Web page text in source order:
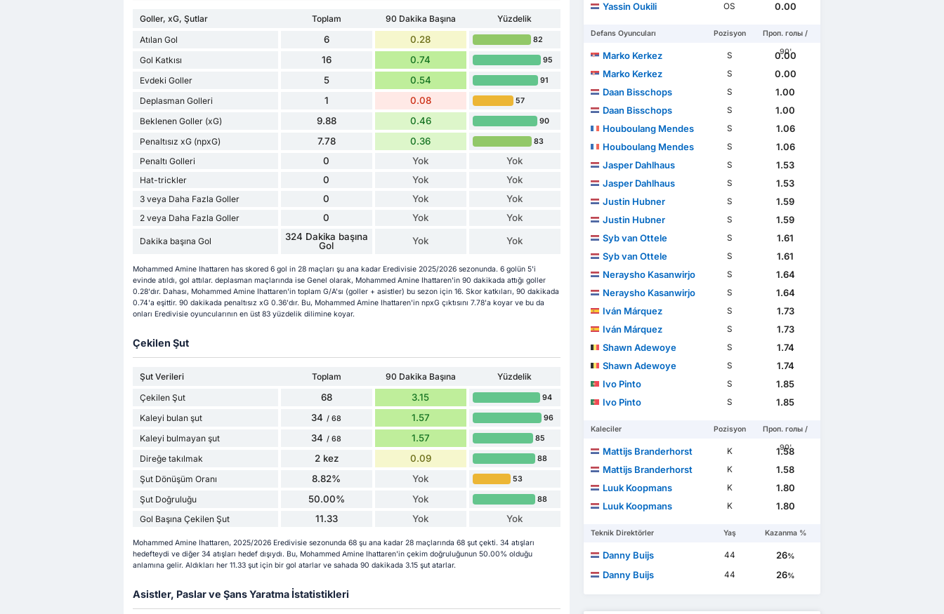
Goller, xG, Şutlar Toplam 90 Dakika Başına
Yüzdelik
Atılan Gol
6 0.28 82
Gol Katkısı 16 0.74 95
Evdeki Goller 5 0.54 91
Deplasman Golleri 1 0.08 57
Beklenen Goller (xG) 9.88 0.46 90
Penaltısız xG (npxG) 7.78 0.36 83
Penaltı Golleri 0 Yok Yok
Hat-trickler 0 Yok Yok
3 veya Daha Fazla Goller 0 Yok Yok
2 veya Daha Fazla Goller 0 Yok Yok
Dakika başına Gol
324 Dakika başına
Gol
Yok Yok
Mohammed Amine Ihattaren has skored 6 gol in 28 maçları şu ana kadar Eredivisie 2025/2026 sezonunda. 6 golün 5'i
evinde atıldı, gol attılar. deplasman maçlarında ise Genel olarak, Mohammed Amine Ihattaren'in 90 dakikada attığı goller
0.28'dır. Dahası, Mohammed Amine Ihattaren'in toplam G/A'sı (goller + asistler) bu sezon için 16. Skor katkıları, 90 dakikada
0.74'a eşittir. 90 dakikada penaltısız xG 0.36'dır. Bu, Mohammed Amine Ihattaren'in npxG çıktısını 7.78'a koyar ve bu da
onları Eredivisie oyuncularının en üst 83 yüzdelik dilimine koyar.
Çekilen Şut
Şut Verileri Toplam 90 Dakika Başına
Yüzdelik
Çekilen Şut
68 3.15 94
Kaleyi bulan şut 34 / 68 1.57 96
Kaleyi bulmayan şut 34 / 68 1.57 85
Direğe takılmak 2 kez 0.09 88
Şut Dönüşüm Oranı 8.82% Yok 53
Şut Doğruluğu 50.00% Yok 88
Gol Başına Çekilen Şut 11.33 Yok Yok
Mohammed Amine Ihattaren, 2025/2026 Eredivisie sezonunda 68 şu ana kadar 28 maçlarında 68 şut çekti. 34 atışları
hedefteydi ve diğer 34 atışları hedef dışıydı. Bu, Mohammed Amine Ihattaren'in çekim doğruluğunun 50.00% olduğu
anlamına gelir. Aldıkları her 11.33 şut için bir gol atarlar ve sahada 90 dakikada 3.15 şut atarlar.
Asistler, Paslar ve Şans Yaratma İstatistikleri
Yassin Oukili
OS 0.00
Defans Oyuncuları Pozisyon
Проп. голы /
90'
Marko Kerkez S
0.00
Marko Kerkez
S
0.00
Daan Bisschops
S
1.00
Daan Bisschops
S
1.00
Houboulang Mendes
S
1.06
Houboulang Mendes
S
1.06
Jasper Dahlhaus
S
1.53
Jasper Dahlhaus
S
1.53
Justin Hubner
S
1.59
Justin Hubner
S
1.59
Syb van Ottele
S
1.61
Syb van Ottele
S
1.61
Neraysho Kasanwirjo
S
1.64
Neraysho Kasanwirjo
S
1.64
Iván Márquez
S
1.73
Iván Márquez
S
1.73
Shawn Adewoye
S
1.74
Shawn Adewoye
S
1.74
Ivo Pinto
S
1.85
Ivo Pinto
S 1.85
Kaleciler Pozisyon
Проп. голы /
90'
Mattijs Branderhorst K
1.58
Mattijs Branderhorst
K
1.58
Luuk Koopmans
K
1.80
Luuk Koopmans
K 1.80
Teknik Direktörler Yaş Kazanma %
Danny Buijs 44 26%
Danny Buijs 44 26%